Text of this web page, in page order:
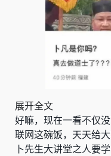
展开全文
好嘛，现在一看不仅
联网这碗饭，天天给大
卜先生大讲堂之人要